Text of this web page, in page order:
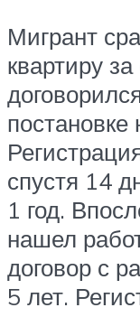
Мигрант
квартиру
спустя 14
1 год.
нашел
договор с
5 лет.